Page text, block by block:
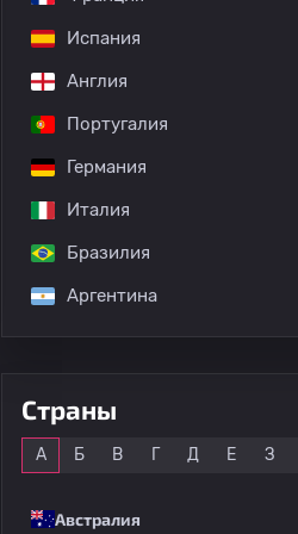
матчей
Испания
Англия
Португалия
Германия
Италия
Бразилия
Аргентина
Страны
А Б В Г Д Е З
Австралия